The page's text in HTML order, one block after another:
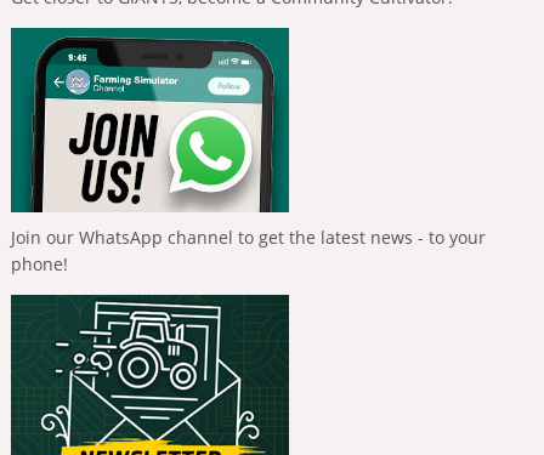
Join our WhatsApp channel to get the latest news - to your
phone!